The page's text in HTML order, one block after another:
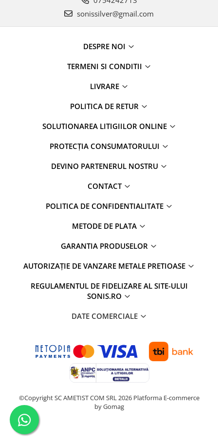
sonissilver@gmail.com
DESPRE NOI
TERMENI SI CONDITII
LIVRARE
POLITICA DE RETUR
SOLUTIONAREA LITIGIILOR ONLINE
PROTECȚIA CONSUMATORULUI
DEVINO PARTENERUL NOSTRU
CONTACT
POLITICA DE CONFIDENTIALITATE
METODE DE PLATA
GARANTIA PRODUSELOR
AUTORIZAȚIE DE VANZARE METALE PRETIOASE
REGULAMENTUL DE FIDELIZARE AL SITE-ULUI
SONIS.RO
DATE COMERCIALE
©Copyright SC AMETIST COM SRL 2026 Platforma E-commerce
by Gomag